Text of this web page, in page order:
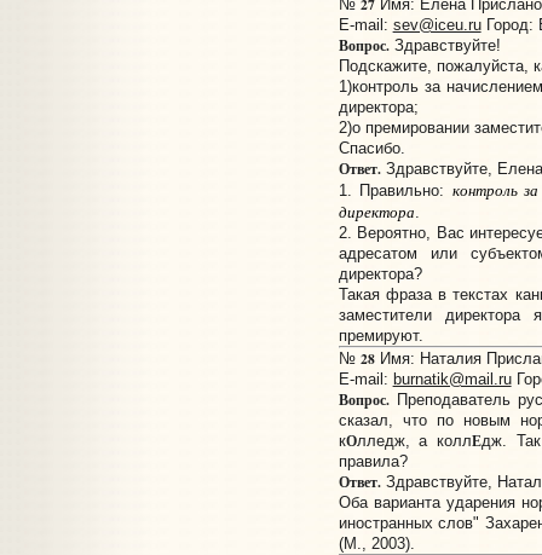
№ 27Имя: Елена
E-mail: sev@iceu.ruГород:
Вопрос.Здравствуйте!
Подскажите, пожалуйста,
1)контроль за
директора;
2)о премировании
Спасибо.
Ответ.Здравствуйте,
1. Правильно: контроль
директора.
2. Вероятно, Вас
адресатом или
директора?
Такая фраза в текстах
заместители директора
премируют.
№ 28Имя: Наталия
E-mail: burnatik@mail.ru
Вопрос.Преподаватель
сказал, что по новым
кОлледж, а коллЕдж.
правила?
Ответ.Здравствуйте,
Оба варианта ударения
иностранных слов"
(М., 2003).